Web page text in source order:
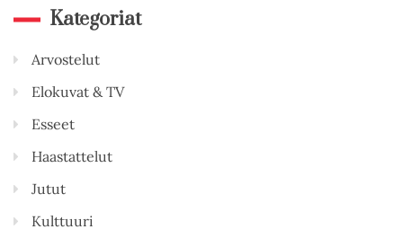
Kategoriat
Arvostelut
Elokuvat & TV
Esseet
Haastattelut
Jutut
Kulttuuri